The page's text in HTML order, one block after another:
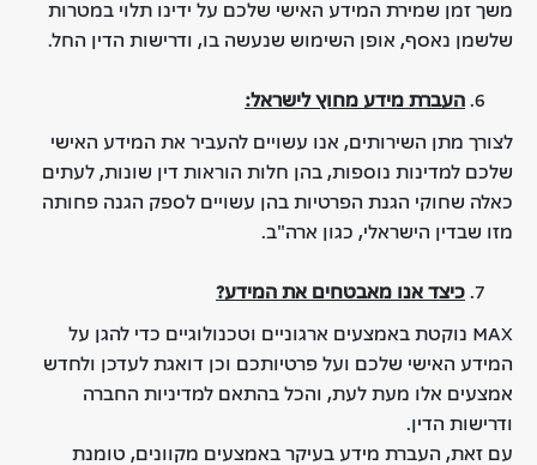
משך זמן שמירת המידע האישי שלכם על ידינו תלוי במטרות
שלשמן נאסף, אופן השימוש שנעשה בו, ודרישות הדין החל.
העברת מידע מחוץ לישראל:
לצורך מתן השירותים, אנו עשויים להעביר את המידע האישי
שלכם למדינות נוספות, בהן חלות הוראות דין שונות, לעתים
כאלה שחוקי הגנת הפרטיות בהן עשויים לספק הגנה פחותה
מזו שבדין הישראלי, כגון ארה"ב.
כיצד אנו מאבטחים את המידע?
MAX נוקטת באמצעים ארגוניים וטכנולוגיים כדי להגן על
המידע האישי שלכם ועל פרטיותכם וכן דואגת לעדכן ולחדש
אמצעים אלו מעת לעת, והכל בהתאם למדיניות החברה
ודרישות הדין.
עם זאת, העברת מידע בעיקר באמצעים מקוונים, טומנת